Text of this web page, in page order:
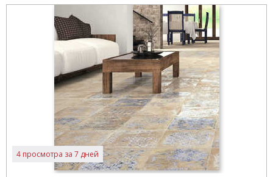
4 просмотра за 7 дней